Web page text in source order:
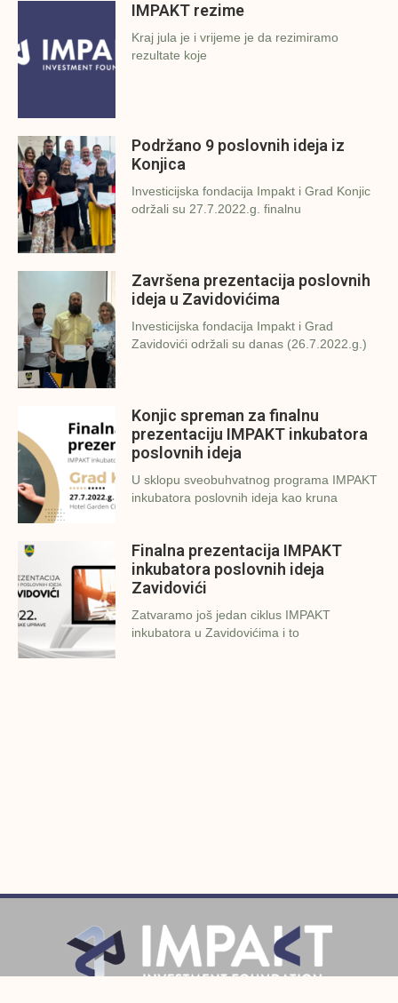
IMPAKT rezime
Kraj jula je i vrijeme je da rezimiramo
rezultate koje
Podržano 9 poslovnih ideja iz
Konjica
Investicijska fondacija Impakt i Grad Konjic
održali su 27.7.2022.g. finalnu
Završena prezentacija poslovnih
ideja u Zavidovićima
Investicijska fondacija Impakt i Grad
Zavidovići održali su danas (26.7.2022.g.)
Konjic spreman za finalnu
prezentaciju IMPAKT inkubatora
poslovnih ideja
U sklopu sveobuhvatnog programa IMPAKT
inkubatora poslovnih ideja kao kruna
Finalna prezentacija IMPAKT
inkubatora poslovnih ideja
Zavidovići
Zatvaramo još jedan ciklus IMPAKT
inkubatora u Zavidovićima i to